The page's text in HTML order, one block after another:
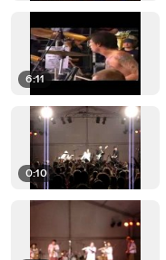
6:11
0:10